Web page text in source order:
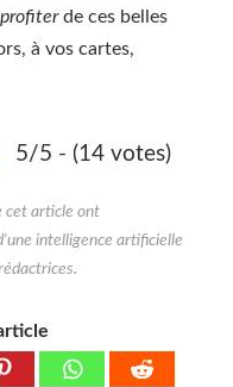
profiterde ces belles
à vos cartes,
5/5 - (14 votes)